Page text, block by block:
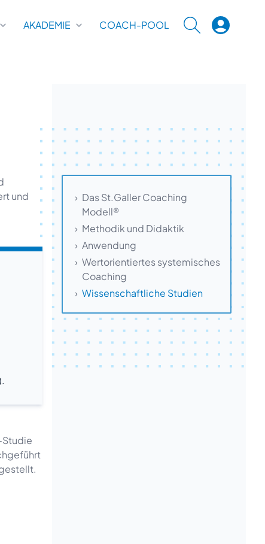
AKADEMIE COACH-POOL SUCHE
Das St.Galler Coaching
Modell®
Methodik und Didaktik
Anwendung
Wertorientiertes systemisches
Coaching
Wissenschaftliche Studien
und
Studie